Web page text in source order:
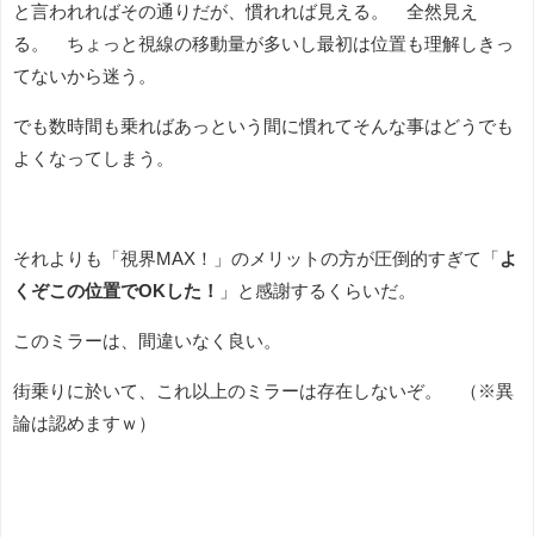
と言われればその通りだが、慣れれば見える。 全然見え
る。 ちょっと視線の移動量が多いし最初は位置も理解しきっ
てないから迷う。
でも数時間も乗ればあっという間に慣れてそんな事はどうでも
よくなってしまう。
それよりも「視界MAX！」のメリットの方が圧倒的すぎて「 よ
くぞこの位置でOKした！
」と感謝するくらいだ。
このミラーは、間違いなく良い。
街乗りに於いて、これ以上のミラーは存在しないぞ。 （※異
論は認めますｗ）